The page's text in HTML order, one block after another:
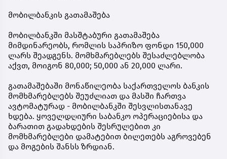
მობილბანკის გათამაშება
მობილბანკში მასშტაბური გათამაშება
მიმდინარეობს, რომლის საპრიზო ფონდი 150,000
ლარს შეადგენს. მომხმარებლებს შესაძლებლობა
აქვთ, მოიგონ 80,000; 50,000 ან 20,000 ლარი.
გათამაშებაში მონაწილეობა საქართველოს ბანკის
მომხმარებლებს შეუძლიათ და მასში ჩართვა
ავტომატურად - მობილბანკში შესვლისთანავე
ხდება. ყოველდღიური საბანკო ოპერაციებისა და
ბარათით გადახდების შესრულებით კი
მომხმარებლები დამატებით ბილეთებს აგროვებენ
და მოგების შანსს ზრდიან.